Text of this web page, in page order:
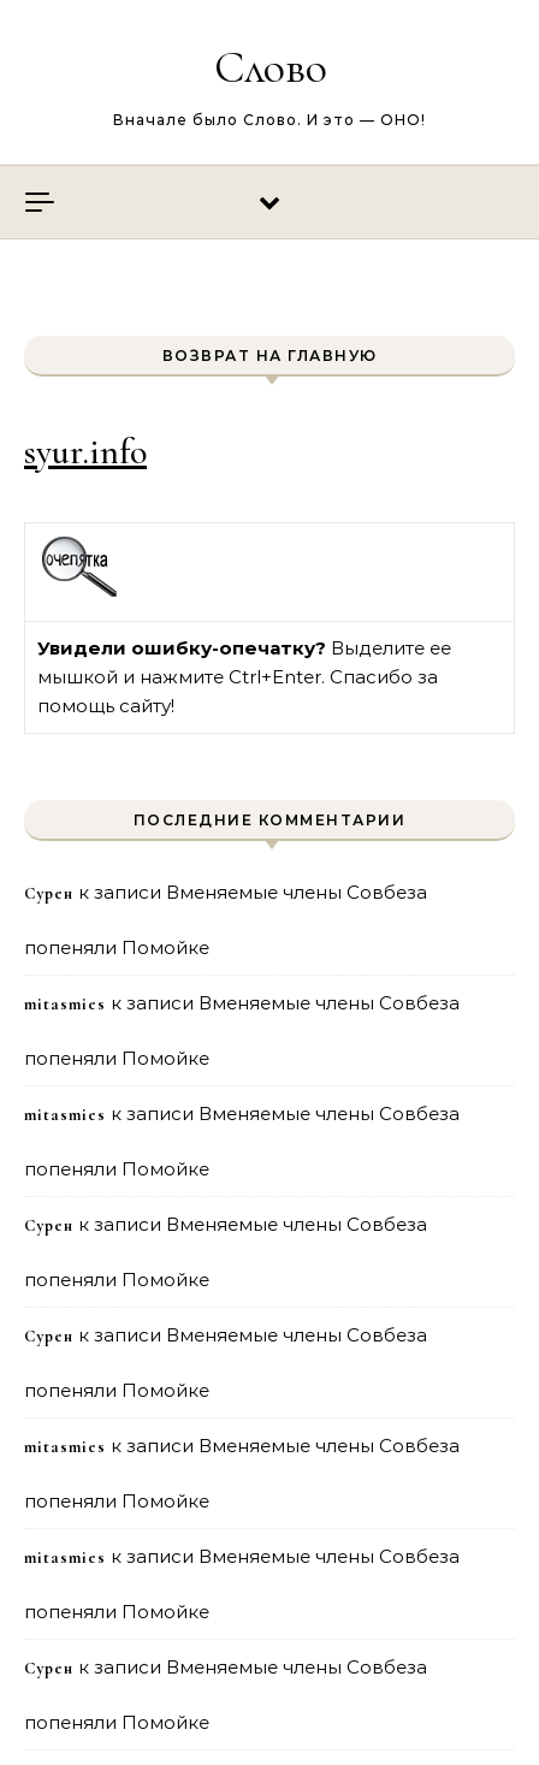
Слово
Вначале было Слово. И это — ОНО!
ВОЗВРАТ НА ГЛАВНУЮ
syur.info
Увидели ошибку-опечатку? Выделите ее
мышкой и нажмите Ctrl+Enter. Спасибо за
помощь сайту!
ПОСЛЕДНИЕ КОММЕНТАРИИ
Сурен к записи Вменяемые члены Совбеза
попеняли Помойке
mitasmies к записи Вменяемые члены Совбеза
попеняли Помойке
mitasmies к записи Вменяемые члены Совбеза
попеняли Помойке
Сурен к записи Вменяемые члены Совбеза
попеняли Помойке
Сурен к записи Вменяемые члены Совбеза
попеняли Помойке
mitasmies к записи Вменяемые члены Совбеза
попеняли Помойке
mitasmies к записи Вменяемые члены Совбеза
попеняли Помойке
Сурен к записи Вменяемые члены Совбеза
попеняли Помойке